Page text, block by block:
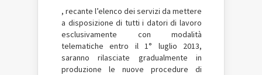
, recante l’elenco dei servizi da mettere
a disposizione di tutti i datori di lavoro
esclusivamente con modalità
telematiche entro il 1° luglio 2013,
saranno rilasciate gradualmente in
produzione le nuove procedure di